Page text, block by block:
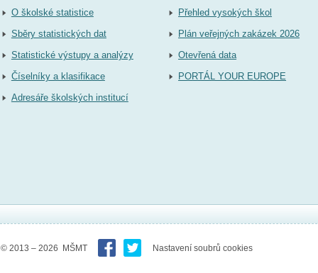
O školské statistice
Sběry statistických dat
Statistické výstupy a analýzy
Číselníky a klasifikace
Adresáře školských institucí
Přehled vysokých škol
Plán veřejných zakázek 2026
Otevřená data
PORTÁL YOUR EUROPE
© 2013 – 2026 MŠMT Nastavení soubrů cookies